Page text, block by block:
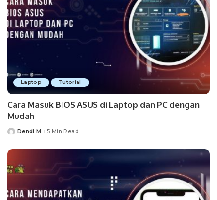
Laptop Tutorial
Cara Masuk BIOS ASUS di Laptop dan PC dengan
Mudah
PostedDendi M 5 Min Read